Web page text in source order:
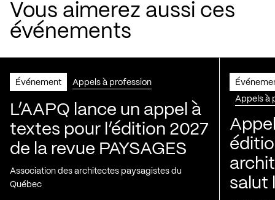
Vous aimerez aussi ces
événements
Événement Appels à profession
L’AAPQ lance un appel à
textes pour l’édition 2027
de la revue PAYSAGES
Association des architectes paysagistes du
Québec
Appels à
salut